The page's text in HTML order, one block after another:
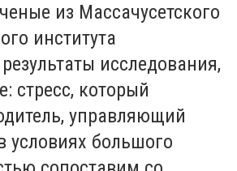
из Массачусетского
института
исследования,
стресс, который
управляющий
условиях большого